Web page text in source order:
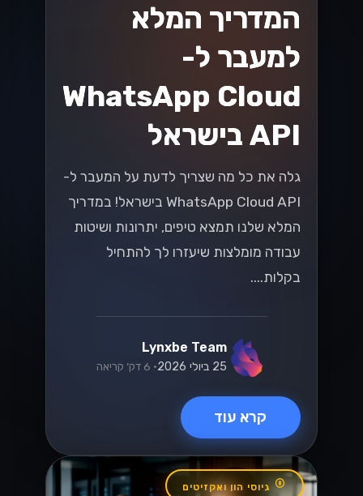
המדריך המלא
למעבר ל-
WhatsApp Cloud
API בישראל
גלה את כל מה שצריך לדעת על המעבר ל-
WhatsApp Cloud API בישראל! במדריך
המלא שלנו תמצא טיפים, יתרונות ושיטות
עבודה מומלצות שיעזרו לך להתחיל
בקלות....
Lynxbe Team
25 ביולי 2026 • 6 דק׳ קריאה
קרא עוד
גיוסי הון ואקזיטים